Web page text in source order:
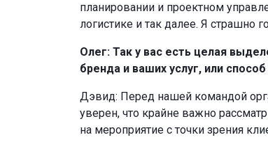
планировании и проектном
логистике и так далее. Я страшно
Олег: Так у вас есть целая
бренда и ваших услуг, или
Дэвид: Перед нашей командой
уверен, что крайне важно
на мероприятие с точки зрения